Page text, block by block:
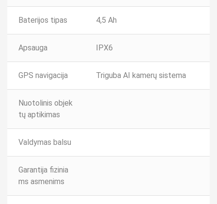
Baterijos tipas 4,5 Ah
Apsauga IPX6
GPS navigacija Triguba AI kamerų sistema
Nuotolinis objek
tų aptikimas
Valdymas balsu
Garantija fizinia
ms asmenims